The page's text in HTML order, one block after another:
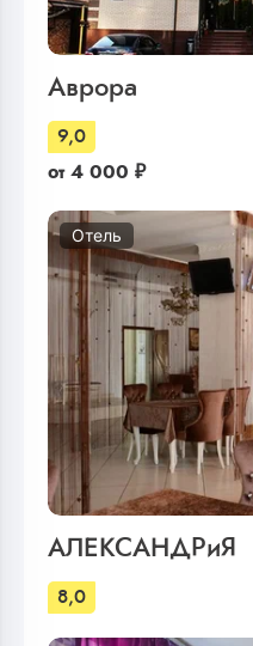
Аврора
9,0
от 4 000 ₽
Отель
АЛЕКСАНДРиЯ
8,0